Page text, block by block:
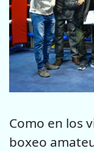
Como en los
boxeo